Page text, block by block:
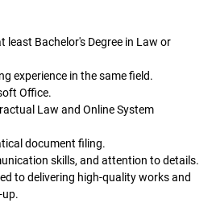
least Bachelor's Degree in Law or
experience in the same field.
Office.
Law and Online System
document filing.
skills, and attention to details.
to delivering high-quality works and